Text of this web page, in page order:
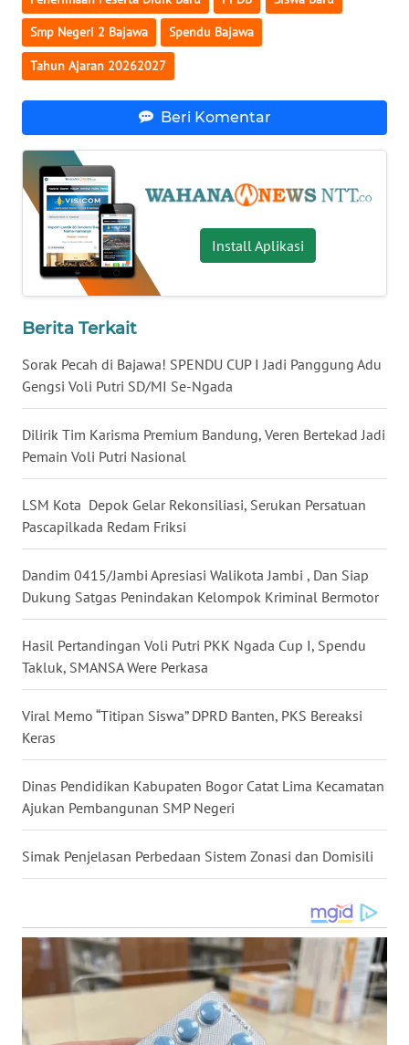
Smp Negeri 2 Bajawa Spendu Bajawa
Tahun Ajaran 20262027
Beri Komentar
Install Aplikasi
Berita Terkait
Sorak Pecah di Bajawa! SPENDU CUP I Jadi Panggung Adu
Gengsi Voli Putri SD/MI Se-Ngada
Dilirik Tim Karisma Premium Bandung, Veren Bertekad Jadi
Pemain Voli Putri Nasional
LSM Kota Depok Gelar Rekonsiliasi, Serukan Persatuan
Pascapilkada Redam Friksi
Dandim 0415/Jambi Apresiasi Walikota Jambi , Dan Siap
Dukung Satgas Penindakan Kelompok Kriminal Bermotor
Hasil Pertandingan Voli Putri PKK Ngada Cup I, Spendu
Takluk, SMANSA Were Perkasa
Viral Memo “Titipan Siswa” DPRD Banten, PKS Bereaksi
Keras
Dinas Pendidikan Kabupaten Bogor Catat Lima Kecamatan
Ajukan Pembangunan SMP Negeri
Simak Penjelasan Perbedaan Sistem Zonasi dan Domisili
WN
JATENG
NUSANTARA
WN
JOGJA
WN
JATIM
WN
WN
KALBAR
WN
KALTENG
WN
WN
KALSEL
WN
KALTIM
WN
SULSEL
WN
GORONTALO
WN
SULUT
WN
MALUKU
WN